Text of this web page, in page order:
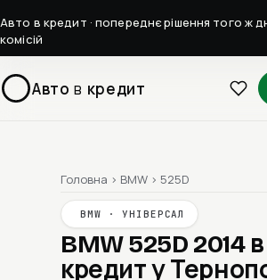
Авто в кредит · попереднє рішення того ж
комісій
Авто в кредит
Головна › BMW › 525D
BMW · УНІВЕРСАЛ
BMW 525D 2014 в
кредит у